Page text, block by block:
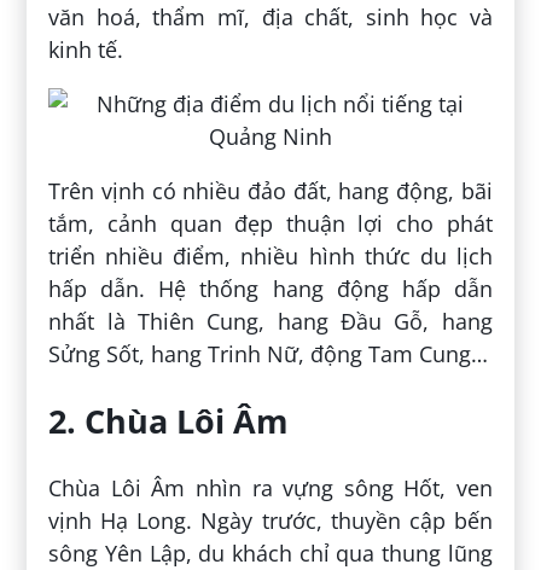
văn hoá, thẩm mĩ, địa chất, sinh học và
kinh tế.
Trên vịnh có nhiều đảo đất, hang động, bãi
tắm, cảnh quan đẹp thuận lợi cho phát
triển nhiều điểm, nhiều hình thức du lịch
hấp dẫn. Hệ thống hang động hấp dẫn
nhất là Thiên Cung, hang Đầu Gỗ, hang
Sửng Sốt, hang Trinh Nữ, động Tam Cung…
2. Chùa Lôi Âm
Chùa Lôi Âm nhìn ra vựng sông Hốt, ven
vịnh Hạ Long. Ngày trước, thuyền cập bến
sông Yên Lập, du khách chỉ qua thung lũng